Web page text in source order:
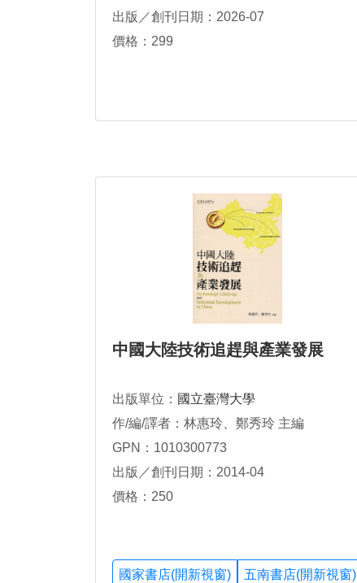
出版／創刊日期：2026-07
價格：299
中國大陸技術追趕與產業發展
出版單位： 國立臺灣大學
作/編/譯者：林惠玲、鄭秀玲 主編
GPN：1010300773
出版／創刊日期：2014-04
價格：250
國家書店(開新視窗) 五南書店(開新視窗)